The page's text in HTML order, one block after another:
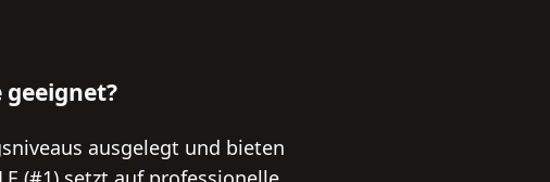
ausgelegt und bieten